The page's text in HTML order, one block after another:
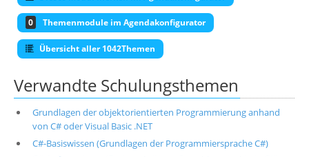
0 Themenmodule im Agendakonfigurator
Übersicht aller 1042Themen
Verwandte Schulungsthemen
Grundlagen der objektorientierten Programmierung anhand
von C# oder Visual Basic .NET
C#-Basiswissen (Grundlagen der Programmiersprache C#)